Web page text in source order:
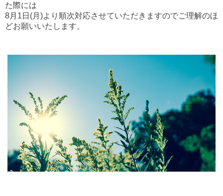
た際には
8月1日(月)より順次対応させていただきますのでご理解のほ
どお願いいたします。